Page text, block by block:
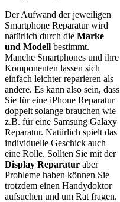
Der Aufwand der jeweiligen
Smartphone Reparatur wird
natürlich durch die Marke
und Modell bestimmt.
Manche Smartphones und ihre
Komponenten lassen sich
einfach leichter reparieren als
andere. Es kann also sein, dass
Sie für eine iPhone Reparatur
doppelt solange brauchen wie
z.B. für eine Samsung Galaxy
Reparatur. Natürlich spielt das
individuelle Geschick auch
eine Rolle. Sollten Sie mit der
Display Reparatur aber
Probleme haben können Sie
trotzdem einen Handydoktor
aufsuchen und um Rat fragen.